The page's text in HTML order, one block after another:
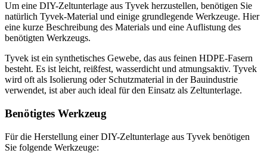
Um eine DIY-Zeltunterlage aus Tyvek herzustellen, benötigen Sie
natürlich Tyvek-Material und einige grundlegende Werkzeuge. Hier
eine kurze Beschreibung des Materials und eine Auflistung des
benötigten Werkzeugs.
Tyvek ist ein synthetisches Gewebe, das aus feinen HDPE-Fasern
besteht. Es ist leicht, reißfest, wasserdicht und atmungsaktiv. Tyvek
wird oft als Isolierung oder Schutzmaterial in der Bauindustrie
verwendet, ist aber auch ideal für den Einsatz als Zeltunterlage.
Benötigtes Werkzeug
Für die Herstellung einer DIY-Zeltunterlage aus Tyvek benötigen
Sie folgende Werkzeuge: